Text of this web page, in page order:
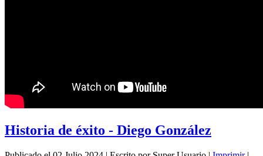
Historia de éxito - Diego González